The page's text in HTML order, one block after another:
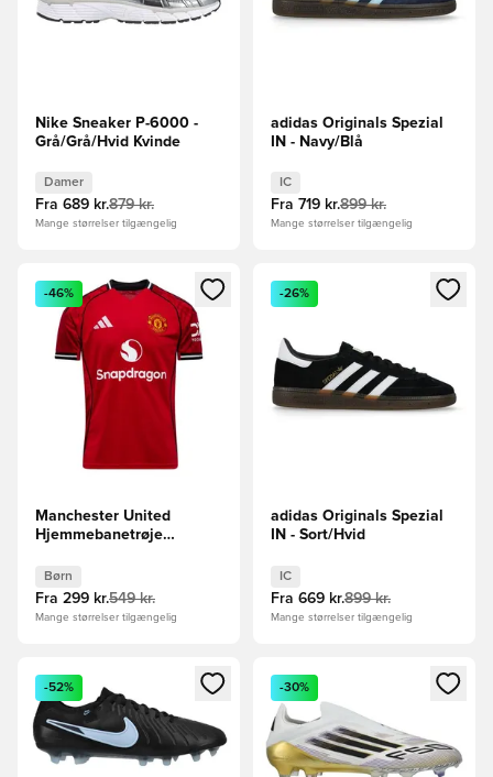
Nike Sneaker P-6000 -
Grå/Grå/Hvid Kvinde
Damer
Fra 689 kr.879 kr.
Mange størrelser tilgængelig
adidas Originals Spezial
IN - Navy/Blå
IC
Fra 719 kr.899 kr.
Mange størrelser tilgængelig
Åbner en Modal til at logge ind eller tilmelde dig som
-46%
Manchester United
Hjemmebanetrøje
Børn
Fra 299 kr.549 kr.
Mange størrelser tilgængelig
Åbner en Modal til at logge
-26%
adidas Originals Spezial
IN - Sort/Hvid
IC
Fra 669 kr.899 kr.
Mange størrelser tilgængelig
Åbner en Modal til at logge ind eller tilmelde dig som
-52%
Åbner en Modal til at logge
-30%